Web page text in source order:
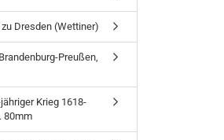
Dresden (Wettiner)
Preußen,
Krieg 1618-
80mm